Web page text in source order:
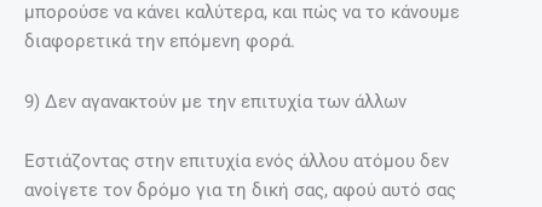
μπορούσε να κάνει καλύτερα, και πώς να το κάνουμε
διαφορετικά την επόμενη φορά.
9) Δεν αγανακτούν με την επιτυχία των άλλων
Εστιάζοντας στην επιτυχία ενός άλλου ατόμου δεν
ανοίγετε τον δρόμο για τη δική σας, αφού αυτό σας